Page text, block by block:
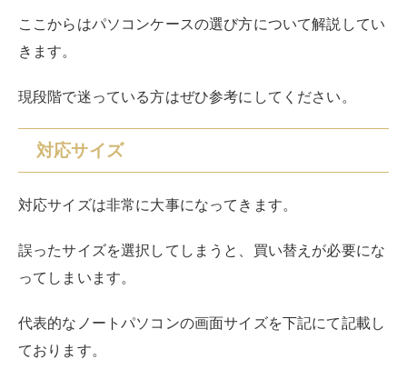
代表的なノートパソコンの画面サイズを下記にて記載し
ております。
ご自身のパソコンのサイズがわからないという方はぜひ
参考にしてください。
代表
ノー
トパ
ンの
サイ